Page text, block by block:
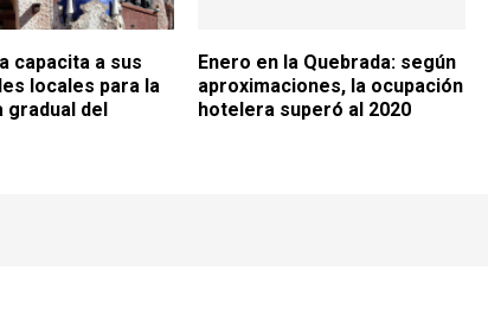
capacita a sus
locales para la
gradual del
Enero en la Quebrada: según
aproximaciones, la ocupación
hotelera superó al 2020